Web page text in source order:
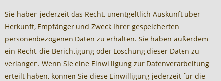
Sie haben jederzeit das Recht, unentgeltlich Auskunft über
Herkunft, Empfänger und Zweck Ihrer gespeicherten
personenbezogenen Daten zu erhalten. Sie haben außerdem
ein Recht, die Berichtigung oder Löschung dieser Daten zu
verlangen. Wenn Sie eine Einwilligung zur Datenverarbeitung
erteilt haben, können Sie diese Einwilligung jederzeit für die